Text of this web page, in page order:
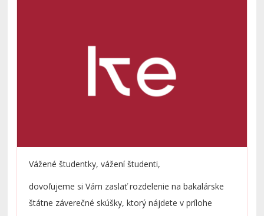
Vážené študentky, vážení študenti,
dovoľujeme si Vám zaslať rozdelenie na bakalárske
štátne záverečné skúšky, ktorý nájdete v prílohe